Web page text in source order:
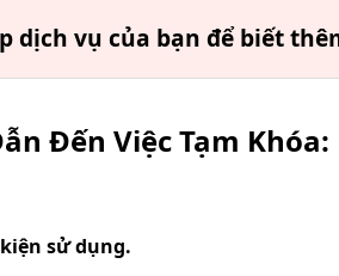
dịch vụ của bạn để biết
Đến Việc Tạm Khóa:
sử dụng.